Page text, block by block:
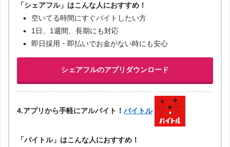
「シェアフル」はこんな人におすすめ！
空いてる時間にすぐバイトしたい方
1日、1週間、長期にも対応
即日採用・即払いでお金がない時にも安心
シェアフルのアプリダウンロード
4.アプリから手軽にアルバイト！ バイトル
「バイトル」はこんな人におすすめ！